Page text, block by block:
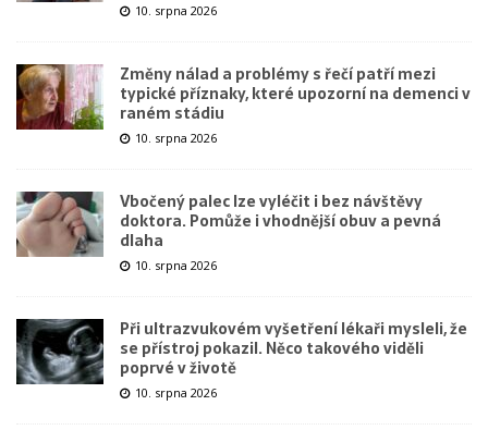
10. srpna 2026
Změny nálad a problémy s řečí patří mezi
typické příznaky, které upozorní na demenci v
raném stádiu
10. srpna 2026
Vbočený palec lze vyléčit i bez návštěvy
doktora. Pomůže i vhodnější obuv a pevná
dlaha
10. srpna 2026
Při ultrazvukovém vyšetření lékaři mysleli, že
se přístroj pokazil. Něco takového viděli
poprvé v životě
10. srpna 2026